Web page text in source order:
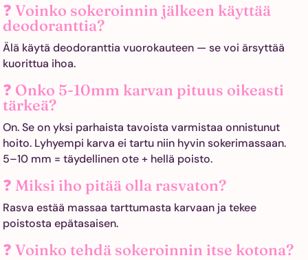
❓ Voinko sokeroinnin jälkeen käyttää
deodoranttia?
Älä käytä deodoranttia vuorokauteen — se voi ärsyttää
kuorittua ihoa.
❓ Onko 5-10mm karvan pituus oikeasti
tärkeä?
On. Se on yksi parhaista tavoista varmistaa onnistunut
hoito. Lyhyempi karva ei tartu niin hyvin sokerimassaan.
5–10 mm = täydellinen ote + hellä poisto.
❓ Miksi iho pitää olla rasvaton?
Rasva estää massaa tarttumasta karvaan ja tekee
poistosta epätasaisen.
❓ Voinko tehdä sokeroinnin itse kotona?